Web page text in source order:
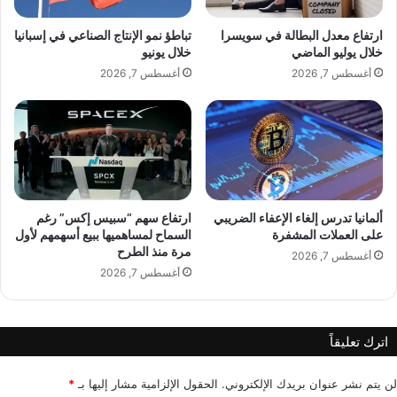
ي
ل
ة
ج
ي
د
ة
.
.
.
ا
ب
ر
؟
ارتفاع معدل البطالة في سويسرا
خلال يوليو الماضي
أغسطس 7, 2026
تباطؤ نمو الإنتاج الصناعي في إسبانيا
خلال يونيو
أغسطس 7, 2026
ألمانيا تدرس إلغاء الإعفاء الضريبي
على العملات المشفرة
أغسطس 7, 2026
ارتفاع سهم “سبيس إكس” رغم
السماح لمساهميها ببيع أسهمهم لأول
مرة منذ الطرح
أغسطس 7, 2026
اترك تعليقاً
لن يتم نشر عنوان بريدك الإلكتروني. الحقول الإلزامية مشار إليها بـ *